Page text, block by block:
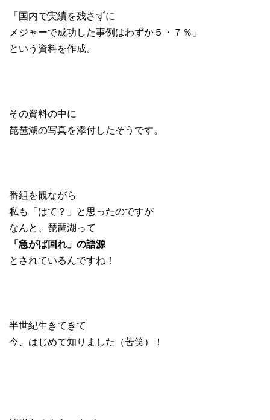
「国内で実績を残さずに
メジャーで成功した事例はわずか５・７％」
という資料を作成。
その資料の中に
琵琶湖の写真を添付したそうです。
番組を観ながら
私も「はて？」と思ったのですが
なんと、琵琶湖って
「急がば回れ」の語源
とされているんですね！
半世紀生きてきて
今、はじめて知りました（苦笑）！